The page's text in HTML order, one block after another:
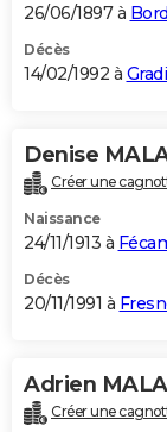
26/06/1897 à
Décès
14/02/1992 à
Denise
Créer une
Naissance
24/11/1913 à
Décès
20/11/1991 à
Adrien
Créer une